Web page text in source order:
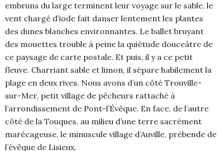
embruns du large terminent leur voyage sur le sable, le
vent chargé d’iode fait danser lentement les plantes
des dunes blanches environnantes. Le ballet bruyant
des mouettes trouble à peine la quiétude douceâtre de
ce paysage de carte postale. Et puis, il y a ce petit
fleuve. Charriant sable et limon, il sépare habilement la
plage en deux rives. Nous avons d’un côté Trouville-
sur-Mer, petit village de pêcheurs rattaché à
l’arrondissement de Pont-l’Évêque. En face, de l’autre
côté de la Touques, au milieu d’une terre sacrément
marécageuse, le minuscule village d’Auville, prébende de
l’évêque de Lisieux.